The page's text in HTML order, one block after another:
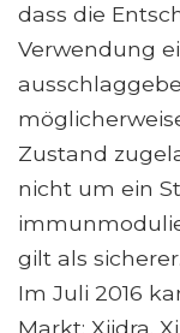
dass die
Verwendung
Zustand
nicht um ein
gilt als sicherer.
Im Juli 2016
Markt: Xiidra.